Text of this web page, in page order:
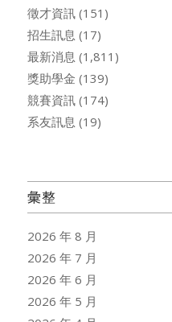
徵才資訊(151)
招生訊息 (17)
最新消息 (1,811)
獎助學金 (139)
競賽資訊(174)
系友訊息 (19)
彙整
2026 年 8 月
2026 年 7 月
2026 年 6 月
2026 年 5 月